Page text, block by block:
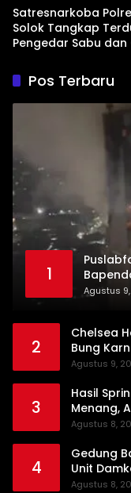
Satresnarkoba
Solok Tangkap
Pengedar Sabu dan
Pos Terbaru
1
Agustus
2
Chelsea
Bung
Agustus 9,
3
Hasil
Menang,
Agustus 8,
4
Gedung
Unit
Agustus 8,